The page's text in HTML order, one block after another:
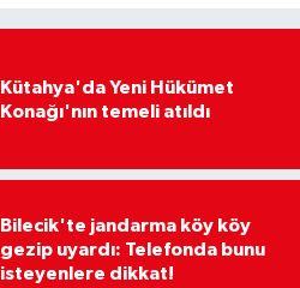
Kütahya'da Yeni Hükümet
Konağı'nın temeli atıldı
Bilecik'te jandarma köy köy
gezip uyardı: Telefonda bunu
isteyenlere dikkat!